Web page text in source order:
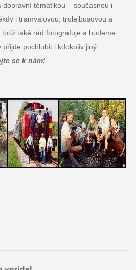
dopravní tématikou – současnou i
i tramvajovou, trolejbusovou a
také rád fotografuje a budeme
pochlubit i kdokoliv jiný.
se k nám!